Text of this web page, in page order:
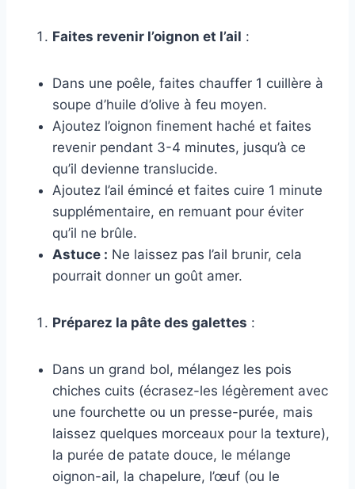
Faites revenir l’oignon et l’ail :
Dans une poêle, faites chauffer 1 cuillère à
soupe d’huile d’olive à feu moyen.
Ajoutez l’oignon finement haché et faites
revenir pendant 3-4 minutes, jusqu’à ce
qu’il devienne translucide.
Ajoutez l’ail émincé et faites cuire 1 minute
supplémentaire, en remuant pour éviter
qu’il ne brûle.
Astuce : Ne laissez pas l’ail brunir, cela
pourrait donner un goût amer.
Préparez la pâte des galettes :
Dans un grand bol, mélangez les pois
chiches cuits (écrasez-les légèrement avec
une fourchette ou un presse-purée, mais
laissez quelques morceaux pour la texture),
la purée de patate douce, le mélange
oignon-ail, la chapelure, l’œuf (ou le